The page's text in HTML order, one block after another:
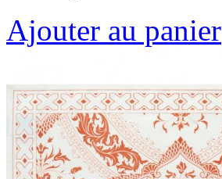
Ajouter au panier